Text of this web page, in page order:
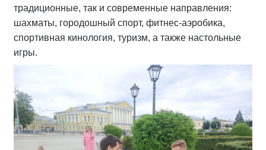
традиционные, так и современные направления:
шахматы, городошный спорт, фитнес-аэробика,
спортивная кинология, туризм, а также настольные
игры.